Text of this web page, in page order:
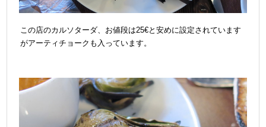
この店のカルソターダ、お値段は25€と安めに設定されています
がアーティチョークも入っています。